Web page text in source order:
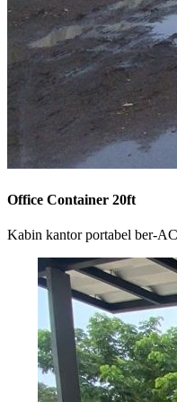
Office Container 20ft
Kabin kantor portabel ber-